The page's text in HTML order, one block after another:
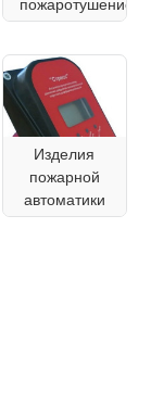
Изделия
пожарной
автоматики